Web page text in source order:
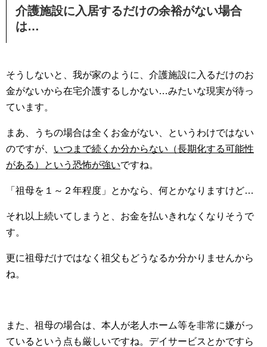
介護施設に入居するだけの余裕がない場合
は…
そうしないと、我が家のように、介護施設に入るだけのお
金がないから在宅介護するしかない…みたいな現実が待っ
ています。
まあ、うちの場合は全くお金がない、というわけではない
のですが、 いつまで続くか分からない（長期化する可能性
がある）という恐怖が強いですね。
「祖母を１～２年程度」とかなら、何とかなりますけど…
それ以上続いてしまうと、お金を払いきれなくなりそうで
す。
更に祖母だけではなく祖父もどうなるか分かりませんから
ね。
また、祖母の場合は、本人が老人ホーム等を非常に嫌がっ
ているという点も厳しいですね。デイサービスとかですら